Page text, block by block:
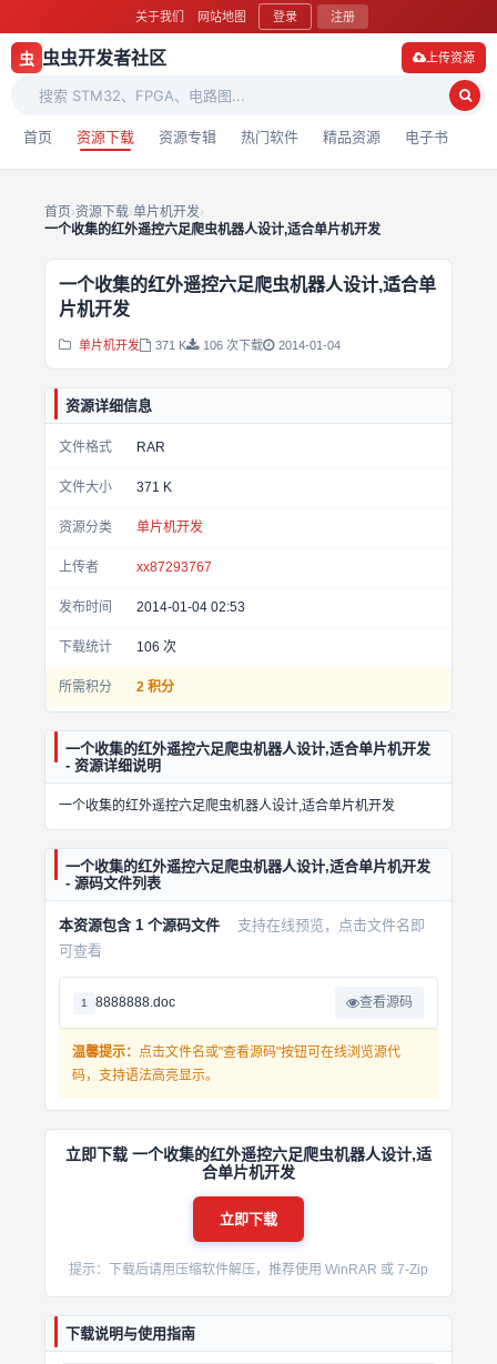
关于我们 网站地图 登录 注册
虫 虫虫开发者社区
首页 资源下载 资源专辑 热门软件 精品资源 电子书
上传资源
首页›资源下载›单片机开发›
一个收集的红外遥控六足爬虫机器人设计,适合单片机开发
一个收集的红外遥控六足爬虫机器人设计,适合单
片机开发
单片机开发 371 K 106 次下载 2014-01-04
资源详细信息
文件格式 RAR
文件大小 371 K
资源分类 单片机开发
上传者 xx87293767
发布时间 2014-01-04 02:53
下载统计 106 次
所需积分 2 积分
一个收集的红外遥控六足爬虫机器人设计,适合单片机开发
- 资源详细说明
一个收集的红外遥控六足爬虫机器人设计,适合单片机开发
一个收集的红外遥控六足爬虫机器人设计,适合单片机开发
- 源码文件列表
本资源包含 1 个源码文件
支持在线预览，点击文件名即
可查看
1 8888888.doc 查看源码
温馨提示： 点击文件名或"查看源码"按钮可在线浏览源代
码，支持语法高亮显示。
立即下载 一个收集的红外遥控六足爬虫机器人设计,适
合单片机开发
立即下载
提示：下载后请用压缩软件解压，推荐使用 WinRAR 或 7-Zip
下载说明与使用指南